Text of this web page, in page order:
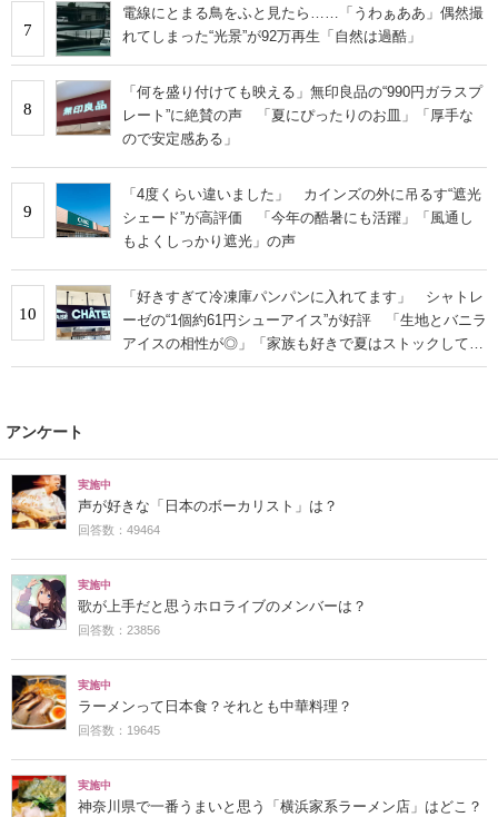
7
電線にとまる鳥をふと見たら……「うわぁああ」偶然撮
れてしまった“光景”が92万再生「自然は過酷」
8
「何を盛り付けても映える」無印良品の“990円ガラスプ
レート”に絶賛の声 「夏にぴったりのお皿」「厚手な
ので安定感ある」
9
「4度くらい違いました」 カインズの外に吊るす“遮光
シェード”が高評価 「今年の酷暑にも活躍」「風通し
もよくしっかり遮光」の声
10
「好きすぎて冷凍庫パンパンに入れてます」 シャトレ
ーゼの“1個約61円シューアイス”が好評 「生地とバニラ
アイスの相性が◎」「家族も好きで夏はストックして
る」
アンケート
実施中
声が好きな「日本のボーカリスト」は？
回答数：49464
実施中
歌が上手だと思うホロライブのメンバーは？
回答数：23856
実施中
ラーメンって日本食？それとも中華料理？
回答数：19645
実施中
神奈川県で一番うまいと思う「横浜家系ラーメン店」はどこ？